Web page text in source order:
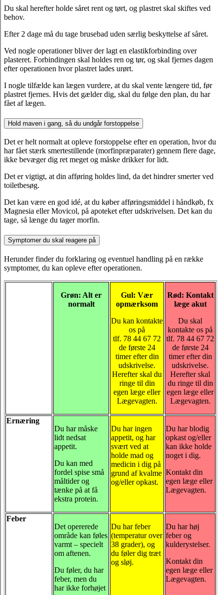
Du skal herefter holde såret rent og tørt, og plastret skal skiftes ved
behov.
Efter 2 dage må du tage brusebad uden særlig beskyttelse af såret.
Ved nogle operationer bliver der lagt en elastikforbinding over
plasteret. Forbindingen skal holdes ren og tør, og skal fjernes dagen
efter operationen hvor plastret lades urørt.
I nogle tilfælde kan lægen vurdere, at du skal vente længere tid, før
plastret fjernes. Hvis det gælder dig, skal du følge den plan, du har
fået af lægen.
Hold maven i gang, så du undgår forstoppelse
Det er helt normalt at opleve forstoppelse efter en operation, hvor du
har fået stærk smertestillende (morfinpræparater) gennem flere dage,
ikke bevæger dig ret meget og måske drikker for lidt.
Det er vigtigt, at din afføring holdes lind, da det hindrer smerter ved
toiletbesøg.
Det kan være en god idé, at du køber afføringsmiddel i håndkøb, fx
Magnesia eller Movicol, på apoteket efter udskrivelsen. Det kan du
tage, så længe du tager morfin.
Symptomer du skal reagere på
Herunder finder du forklaring og eventuel handling på en række
symptomer, du kan opleve efter operationen.
Grøn: Alt er
normalt
Gul: Vær
opmærksom
Du kan kontakte
os på
tlf. 78 44 67 72
de første 24
timer efter din
udskrivelse.
Herefter skal du
ringe til din
egen læge eller
Lægevagten.
Rød: Kontakt
læge akut
Du skal
kontakte os på
tlf. 78 44 67 72
de første 24
timer efter din
udskrivelse.
Herefter skal
du ringe til din
egen læge eller
Lægevagten.
Ernæring
Du har måske
lidt nedsat
appetit.
Du kan med
fordel spise små
måltider og
tænke på at få
ekstra protein.
Du har ingen
appetit, og har
svært ved at
holde mad og
medicin i dig på
grund af kvalme
og/eller opkast.
Du har blodig
opkast og/eller
kan ikke holde
noget i dig.
Kontakt din
egen læge eller
Lægevagten.
Feber
Det opererede
område kan føles
varmt – specielt
om aftenen.
Du føler, du har
feber, men du
har ikke forhøjet
Du har feber
(temperatur over
38 grader), og
du føler dig træt
og sløj.
Du har høj
feber og
kulderystelser.
Kontakt din
egen læge eller
Lægevagten.